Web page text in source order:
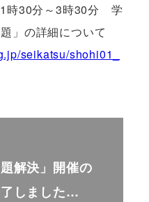
1時30分～3時30分 学
」の詳細について
seikatsu/shohi01_
解決」開催の
しました…